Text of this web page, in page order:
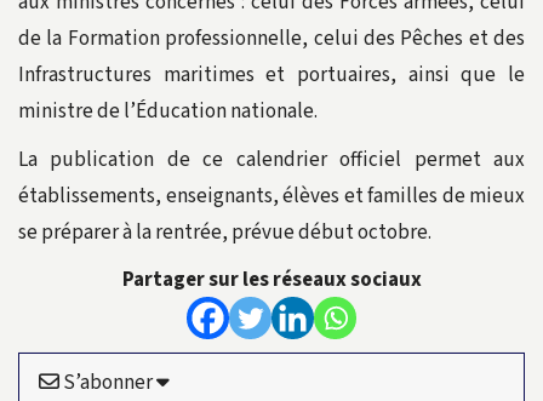
de la Formation professionnelle, celui des Pêches et des
Infrastructures maritimes et portuaires, ainsi que le
ministre de l’Éducation nationale.
La publication de ce calendrier officiel permet aux
établissements, enseignants, élèves et familles de mieux
se préparer à la rentrée, prévue début octobre.
Partager sur les réseaux sociaux
S’abonner